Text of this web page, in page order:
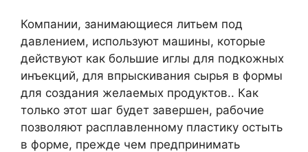
Компании, занимающиеся литьем под
давлением, используют машины, которые
действуют как большие иглы для подкожных
инъекций, для впрыскивания сырья в формы
для создания желаемых продуктов.. Как
только этот шаг будет завершен, рабочие
позволяют расплавленному пластику остыть
в форме, прежде чем предпринимать